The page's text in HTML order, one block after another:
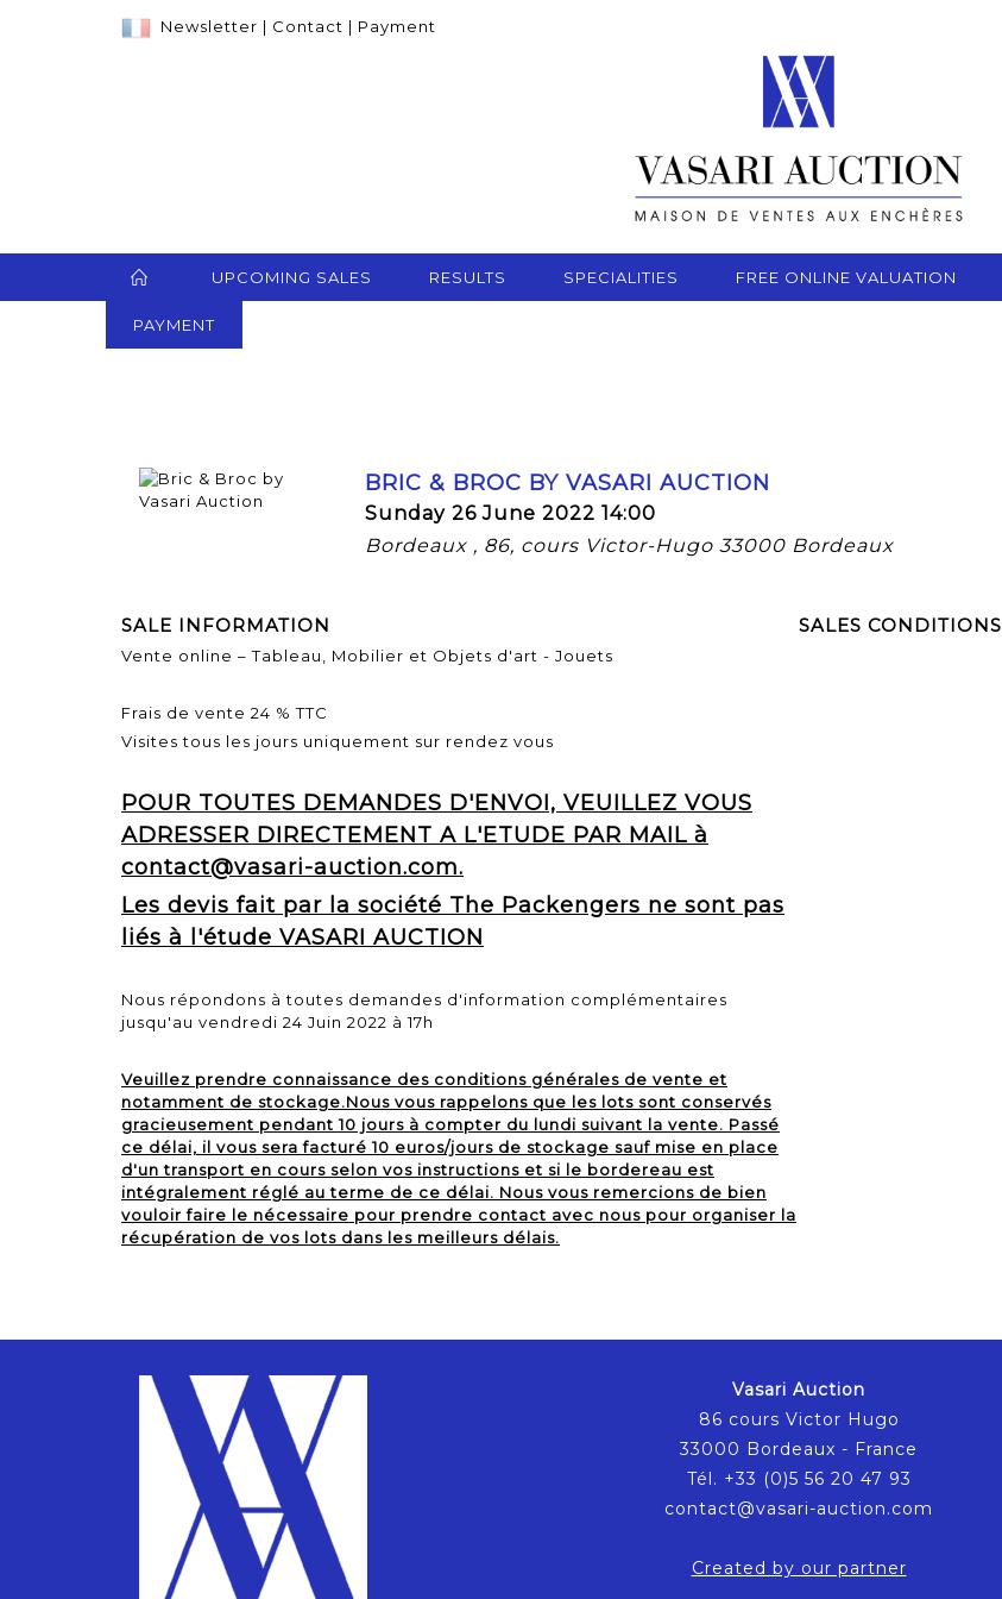
Newsletter | Contact | Payment
UPCOMING SALES RESULTS SPECIALITIES FREE ONLINE VALUATION
PAYMENT
BRIC & BROC BY VASARI AUCTION
Sunday 26 June 2022 14:00
Bordeaux , 86, cours Victor-Hugo 33000 Bordeaux
SALE INFORMATION
Vente online – Tableau, Mobilier et Objets d'art - Jouets
Frais de vente 24 % TTC
Visites tous les jours uniquement sur rendez vous
POUR TOUTES DEMANDES D'ENVOI, VEUILLEZ VOUS
ADRESSER DIRECTEMENT A L'ETUDE PAR MAIL à
contact@vasari-auction.com.
Les devis fait par la société The Packengers ne sont pas
liés à l'étude VASARI AUCTION
Nous répondons à toutes demandes d'information complémentaires
jusqu'au vendredi 24 Juin 2022 à 17h
Veuillez prendre connaissance des conditions générales de vente et
notamment de stockage.Nous vous rappelons que les lots sont conservés
gracieusement pendant 10 jours à compter du lundi suivant la vente. Passé
ce délai, il vous sera facturé 10 euros/jours de stockage sauf mise en place
d'un transport en cours selon vos instructions et si le bordereau est
intégralement réglé au terme de ce délai. Nous vous remercions de bien
vouloir faire le nécessaire pour prendre contact avec nous pour organiser la
récupération de vos lots dans les meilleurs délais.
SALES CONDITIONS
Vasari Auction
86 cours Victor Hugo
33000 Bordeaux - France
Tél. +33 (0)5 56 20 47 93
contact@vasari-auction.com
Created by our partner